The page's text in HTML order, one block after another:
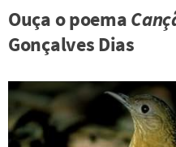
Ouça o poema
Gonçalves Dias